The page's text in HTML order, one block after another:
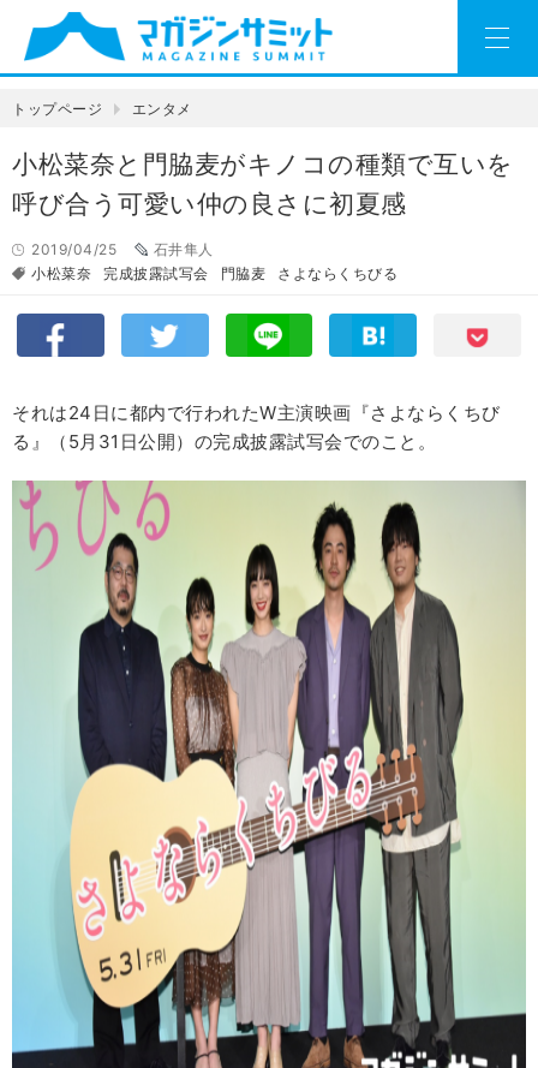
トップページ エンタメ
小松菜奈と門脇麦がキノコの種類で互いを
呼び合う可愛い仲の良さに初夏感
2019/04/25
石井隼人
小松菜奈
完成披露試写会 門脇麦 さよならくちびる
それは24日に都内で行われたW主演映画『さよならくちび
る』（5月31日公開）の完成披露試写会でのこと。